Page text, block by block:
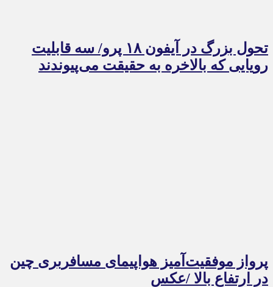
تحول بزرگ در آیفون ۱۸ پرو/ سه قابلیت
رویایی که بالاخره به حقیقت می‌پیوندند
پرواز موفقیت‌آمیز هواپیمای مسافربری چین
در ارتفاع بالا /عکس